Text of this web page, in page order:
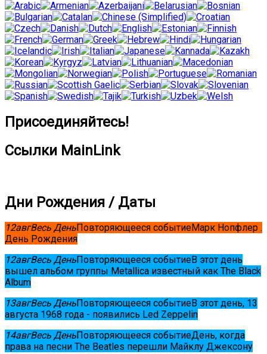
Присоединяйтесь!
Ссылки MainLink
Дни Рождения / Даты
12авгВесь ДеньПовторяющееся событиеМарк Нопфлер .
День Рождения
12авгВесь ДеньПовторяющееся событиеВ этот день
вышел альбом группы Metallica известный как The Black
Album
13авгВесь ДеньПовторяющееся событиеВ этот день, 13
августа 1968 года - появились Led Zeppelin
14авгВесь ДеньПовторяющееся событиеДень, когда
права на песни The Beatles перешли Майклу Джексону